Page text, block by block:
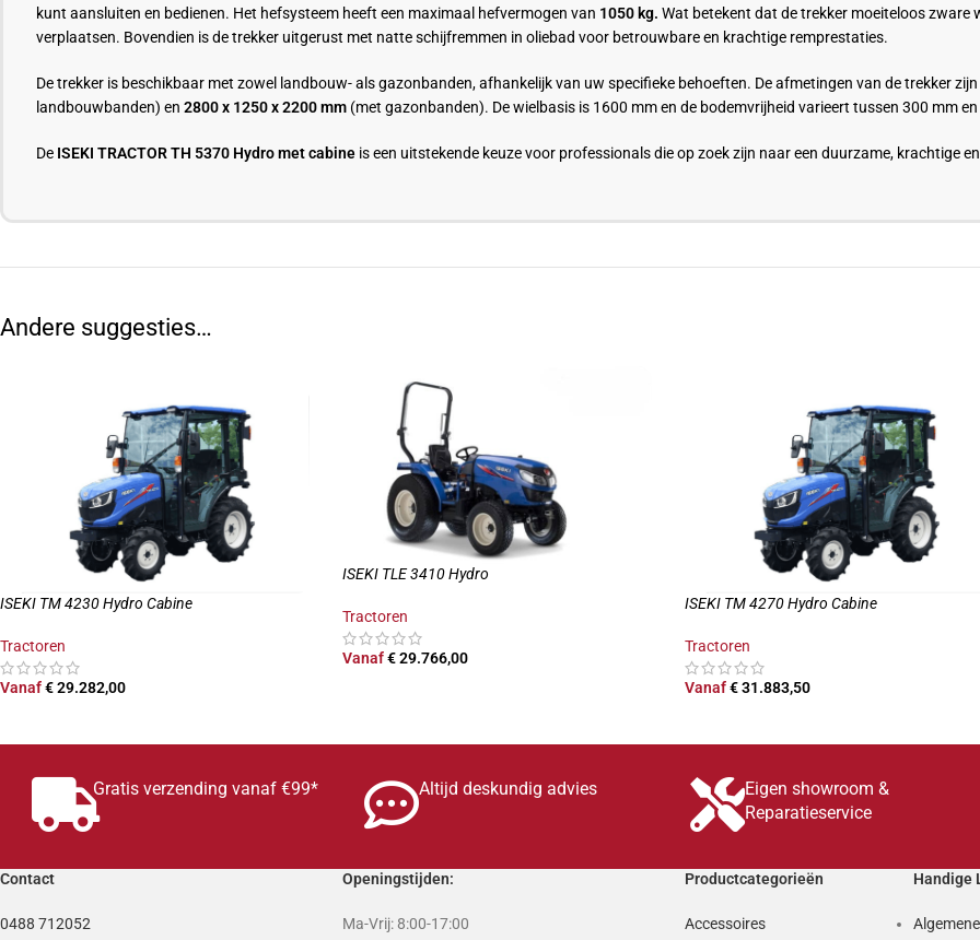
kunt aansluiten en bedienen. Het hefsysteem heeft een maximaal hefvermogen van 1050 kg. Wat betekent dat de trekker moeiteloos zware
verplaatsen. Bovendien is de trekker uitgerust met natte schijfremmen in oliebad voor betrouwbare en krachtige remprestaties.
De trekker is beschikbaar met zowel landbouw- als gazonbanden, afhankelijk van uw specifieke behoeften. De afmetingen van de trekker zijn
landbouwbanden) en 2800 x 1250 x 2200 mm (met gazonbanden). De wielbasis is 1600 mm en de bodemvrijheid varieert tussen 300 mm
De ISEKI TRACTOR TH 5370 Hydro met cabine is een uitstekende keuze voor professionals die op zoek zijn naar een duurzame, krachtige
Andere suggesties…
ISEKI TM 4230 Hydro Cabine
Tractoren
Vanaf€29.282,00
ISEKI TLE 3410 Hydro
Tractoren
Vanaf€29.766,00
ISEKI TM 4270 Hydro Cabine
Tractoren
Vanaf€31.883,50
Gratis verzending vanaf €99* Altijd deskundig advies
Eigen showroom &
Reparatieservice
Contact
0488 712052
Openingstijden:
Ma-Vrij: 8:00-17:00
Productcategorieën
Accessoires
Handige